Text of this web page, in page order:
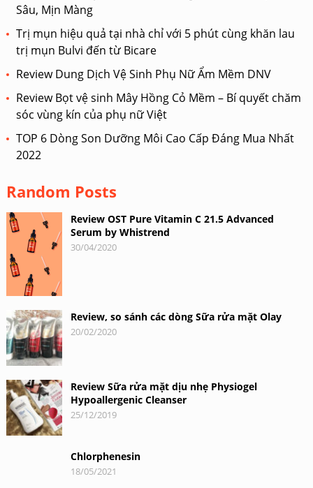
Sâu, Mịn Màng
Trị mụn hiệu quả tại nhà chỉ với 5 phút cùng khăn lau
trị mụn Bulvi đến từ Bicare
Review Dung Dịch Vệ Sinh Phụ Nữ Ẩm Mềm DNV
Review Bọt vệ sinh Mây Hồng Cỏ Mềm – Bí quyết chăm
sóc vùng kín của phụ nữ Việt
TOP 6 Dòng Son Dưỡng Môi Cao Cấp Đáng Mua Nhất
2022
Random Posts
Review OST Pure Vitamin C 21.5 Advanced
Serum by Whistrend
30/04/2020
Review, so sánh các dòng Sữa rửa mặt Olay
20/02/2020
Review Sữa rửa mặt dịu nhẹ Physiogel
Hypoallergenic Cleanser
25/12/2019
Chlorphenesin
18/05/2021